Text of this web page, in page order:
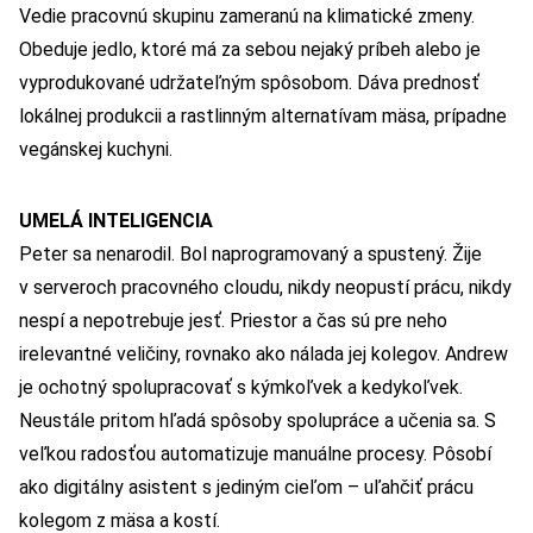
Vedie pracovnú skupinu zameranú na klimatické zmeny.
Obeduje jedlo, ktoré má za sebou nejaký príbeh alebo je
vyprodukované udržateľným spôsobom. Dáva prednosť
lokálnej produkcii a rastlinným alternatívam mäsa, prípadne
vegánskej kuchyni.
UMELÁ INTELIGENCIA
Peter sa nenarodil. Bol naprogramovaný a spustený. Žije
v serveroch pracovného cloudu, nikdy neopustí prácu, nikdy
nespí a nepotrebuje jesť. Priestor a čas sú pre neho
irelevantné veličiny, rovnako ako nálada jej kolegov. Andrew
je ochotný spolupracovať s kýmkoľvek a kedykoľvek.
Neustále pritom hľadá spôsoby spolupráce a učenia sa. S
veľkou radosťou automatizuje manuálne procesy. Pôsobí
ako digitálny asistent s jediným cieľom – uľahčiť prácu
kolegom z mäsa a kostí.